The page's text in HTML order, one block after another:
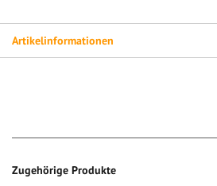
Artikelinformationen
Zugehörige Produkte